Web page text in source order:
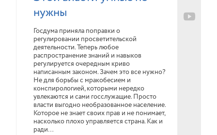
нужны
Госдума приняла поправки о
регулировании просветительской
деятельности. Теперь любое
распространение знаний и навыков
регулируется очередным криво
написанным законом. Зачем это все нужно?
Не для борьбы с мракобесием и
конспирологией, которыми нередко
увлекаются и сами госслужащие. Просто
власти выгодно необразованное население.
Которое не знает своих прав и не понимает,
насколько плохо управляется страна. Как и
ради…